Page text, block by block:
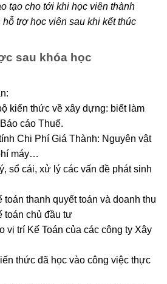
tạo cho tới khi học viên thành
trợ học viên sau khi kết thúc
sau khóa học
kiến thức về xây dựng: biết làm
cáo Thuế.
Chi Phí Giá Thành: Nguyên vật
máy…
sổ cái, xử lý các vấn đề phát sinh
thanh quyết toán và doanh thu
toán chủ đầu tư
vị trí Kế Toán của các công ty Xây
thức đã học vào công việc thực